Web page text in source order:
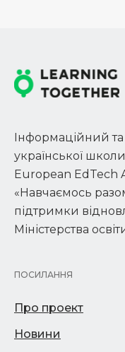
Інформаційний
української
European EdTech
«Навчаємось
підтримки
Міністерства
ПОСИЛАННЯ
Про проект
Новини